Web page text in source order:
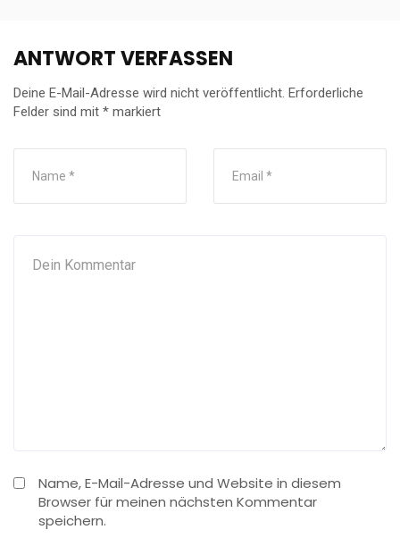
ANTWORT VERFASSEN
Deine E-Mail-Adresse wird nicht veröffentlicht. Erforderliche
Felder sind mit * markiert
Name, E-Mail-Adresse und Website in diesem
Browser für meinen nächsten Kommentar
speichern.